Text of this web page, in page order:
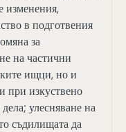
изменения,
в подготвения
за
на частични
ищци, но и
при изкуствено
улесняване на
съдилищата да